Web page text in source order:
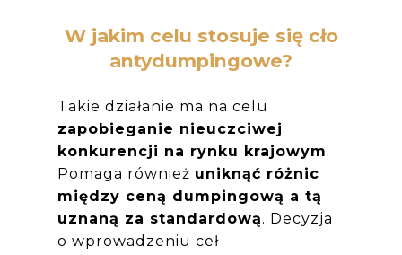
W jakim celu stosuje się cło
antydumpingowe?
Takie działanie ma na celu
zapobieganie nieuczciwej
konkurencji na rynku krajowym.
Pomaga również uniknąć różnic
między ceną dumpingową a tą
uznaną za standardową. Decyzja
o wprowadzeniu ceł